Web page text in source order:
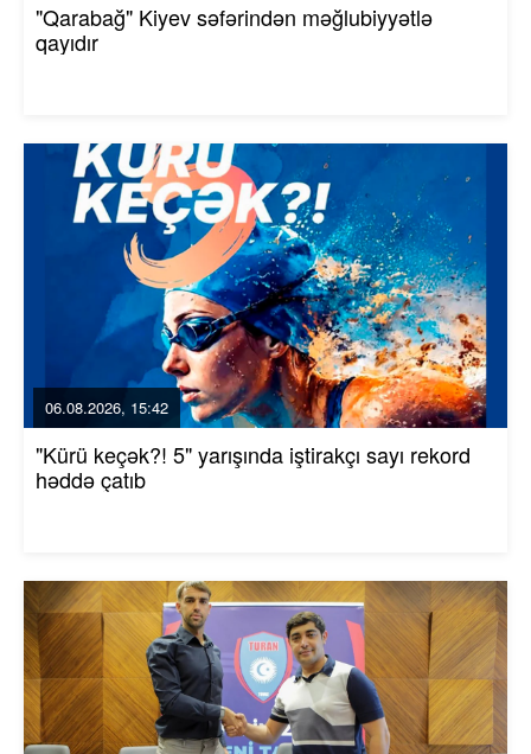
"Qarabağ" Kiyev səfərindən məğlubiyyətlə
qayıdır
06.08.2026, 15:42
"Kürü keçək?! 5" yarışında iştirakçı sayı rekord
həddə çatıb